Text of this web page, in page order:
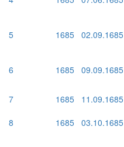
5 1685 02.09.1685
6 1685 09.09.1685
7 1685 11.09.1685
8
1685 03.10.1685